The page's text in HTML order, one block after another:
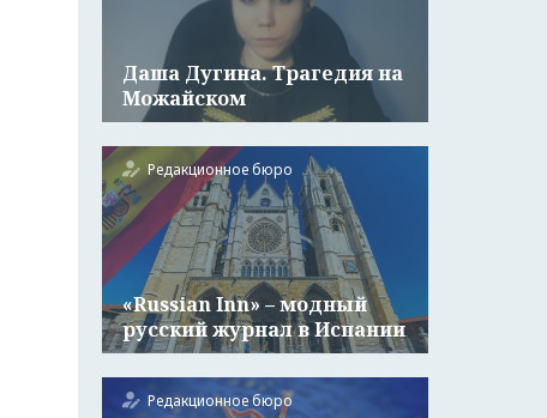
Даша Дугина. Трагедия на
Можайском
Редакционное бюро
«Russian Inn» – модный
русский журнал в Испании
Редакционное бюро